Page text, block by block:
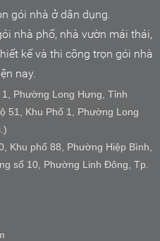
gói nhà ở dân dụng.
nhà phố, nhà vườn mái thái,
kế và thi công trọn gói nhà
nay.
Phường Long Hưng, Tỉnh
51, Khu Phố 1, Phường Long
Khu phố 88, Phường Hiệp Bình,
số 10, Phường Linh Đông, Tp.